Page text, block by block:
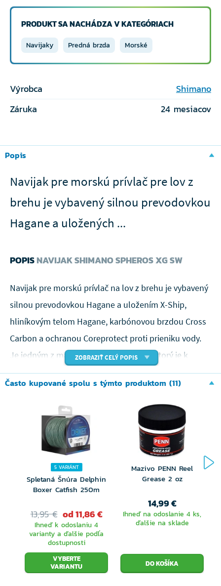
PRODUKT SA NACHÁDZA V KATEGÓRIACH
Navijaky Predná brzda Morské
Výrobca
Shimano
Záruka
24 mesiacov
Popis
Navijak pre morskú prívlač pre lov z
brehu je vybavený silnou prevodovkou
Hagane a uložených ...
POPISNAVIJAK SHIMANO SPHEROS XG SW
Navijak pre morskú prívlač na lov z brehu je vybavený
silnou prevodovkou Hagane a uložením X-Ship,
hliníkovým telom Hagane, karbónovou brzdou Cross
Carbon a ochranou Coreprotect proti prieniku vody.
Je jedným z mála morských navijakov, ktorý je k
dispozícii aj v menších veľkostiach.
vytvorený tak, aby vydržal neustále používanie a
extrémne zaťaženie. HAGANE je inovácia oplývajúca
odolnosťou a trvanlivosťou, ktorá funguje spoločne s
precíznym inžinierstvom Shimano. HAGANE je určený
pre všetkých rybárov.
sa vyrába
technológiou kovania za studena bez nutnosti
ďalšieho obrábania. To zaisťuje dlhotrvajúcu
hladkosť, pevnosť, ľahkosť a výkon v samotnom srdci
navijaku. Tradičné tlakovo liate, strojovo opracované
ZOBRAZIŤ CELÝ POPIS
Často kupované spolu s týmto produktom (11)
5 VARIÁNT
Spletaná Šnúra Delphin
Boxer Catfish 250m
13,95 € od 11,86 €
Ihneď k odoslaniu 4
varianty a ďalšie podľa
dostupnosti
VYBERTE
VARIANTU
Mazivo PENN Reel
Grease 2 oz
14,99 €
Ihneď na odoslanie 4 ks,
ďalšie na sklade